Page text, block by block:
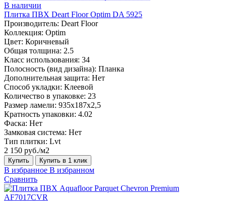
В наличии
Плитка ПВХ Deart Floor Optim DA 5925
Производитель: Deart Floor
Коллекция: Optim
Цвет: Коричневый
Общая толщина: 2.5
Класс использования: 34
Полосность (вид дизайна): Планка
Дополнительная защита: Нет
Способ укладки: Клеевой
Количество в упаковке: 23
Размер ламели: 935х187х2,5
Кратность упаковки: 4.02
Фаска: Нет
Замковая система: Нет
Тип плитки: Lvt
2 150 руб./м2
Купить Купить в 1 клик
В избранное В избранном
Сравнить